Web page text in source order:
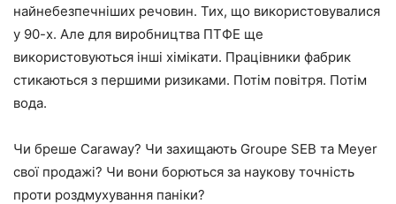
найнебезпечніших речовин. Тих, що використовувалися
у 90-х. Але для виробництва ПТФЕ ще
використовуються інші хімікати. Працівники фабрик
стикаються з першими ризиками. Потім повітря. Потім
вода.
Чи бреше Caraway? Чи захищають Groupe SEB та Meyer
свої продажі? Чи вони борються за наукову точність
проти роздмухування паніки?